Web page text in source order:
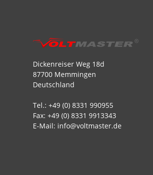
Dickenreiser Weg 18d
87700 Memmingen
Deutschland
Tel.: +49 (0) 8331 990955
Fax: +49 (0) 8331 9913343
E-Mail: info@voltmaster.de